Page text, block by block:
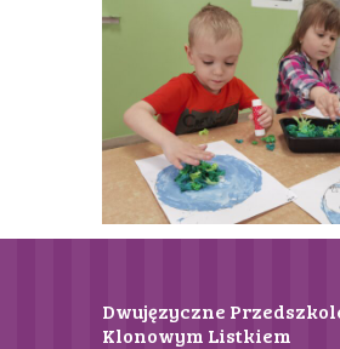
Dwujęzyczne
Klonowym Listkiem